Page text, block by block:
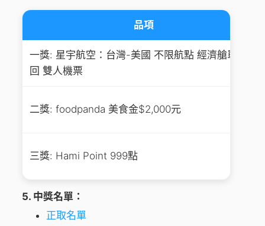
品項
一獎: 星宇航空：台灣-美國 不限航點 經濟艙單點來
回 雙人機票
二獎: foodpanda 美食金$2,000元
三獎: Hami Point 999點
5. 中獎名單：
正取名單